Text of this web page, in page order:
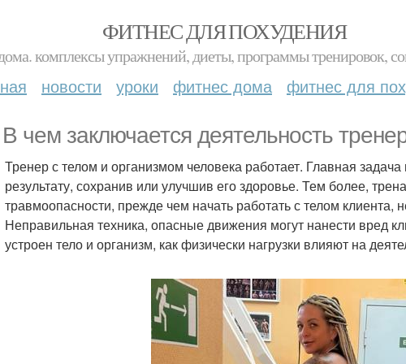
ФИТНЕС ДЛЯ ПОХУДЕНИЯ
комплексы упражнений, диеты, программы тренировок,
новости уроки фитнес дома фитнес для
В чем заключается деятельность
Тренер с телом и организмом человека работает. Главная
результату, сохранив или улучшив его здоровье. Тем более,
травмоопасности, прежде чем начать работать с телом клиента,
Неправильная техника, опасные движения могут нанести вред
устроен тело и организм, как физически нагрузки влияют на